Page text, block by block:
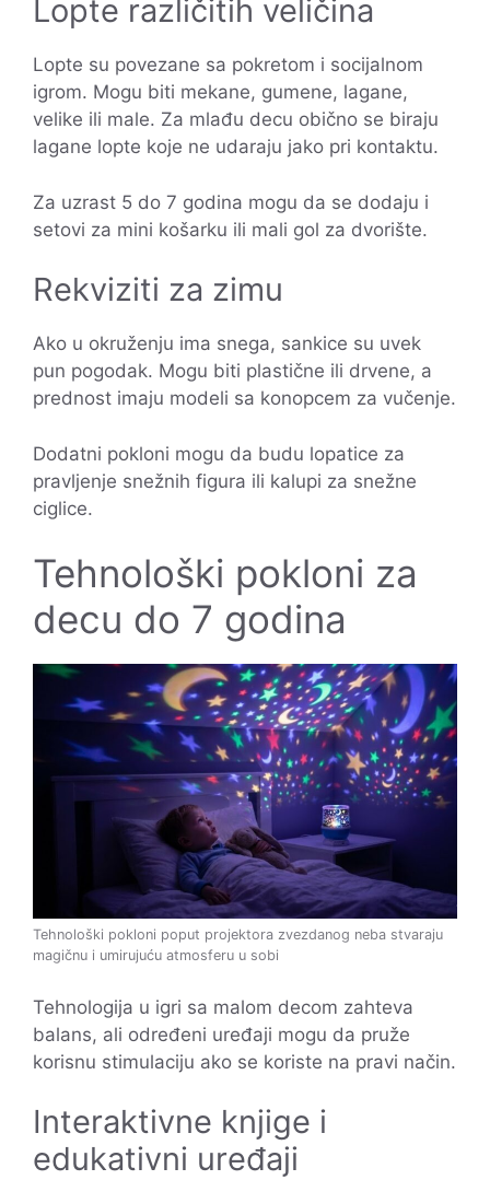
Lopte različitih veličina
Lopte su povezane sa pokretom i socijalnom
igrom. Mogu biti mekane, gumene, lagane,
velike ili male. Za mlađu decu obično se biraju
lagane lopte koje ne udaraju jako pri kontaktu.
Za uzrast 5 do 7 godina mogu da se dodaju i
setovi za mini košarku ili mali gol za dvorište.
Rekviziti za zimu
Ako u okruženju ima snega, sankice su uvek
pun pogodak. Mogu biti plastične ili drvene, a
prednost imaju modeli sa konopcem za vučenje.
Dodatni pokloni mogu da budu lopatice za
pravljenje snežnih figura ili kalupi za snežne
ciglice.
Tehnološki pokloni za
decu do 7 godina
Tehnološki pokloni poput projektora zvezdanog neba stvaraju
magičnu i umirujuću atmosferu u sobi
Tehnologija u igri sa malom decom zahteva
balans, ali određeni uređaji mogu da pruže
korisnu stimulaciju ako se koriste na pravi način.
Interaktivne knjige i
edukativni uređaji